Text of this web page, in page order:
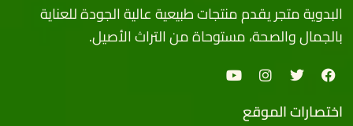
البدوية متجر يقدم منتجات طبيعية عالية الجودة للعناية
بالجمال والصحة، مستوحاة من التراث الأصيل.
اختصارات الموقع